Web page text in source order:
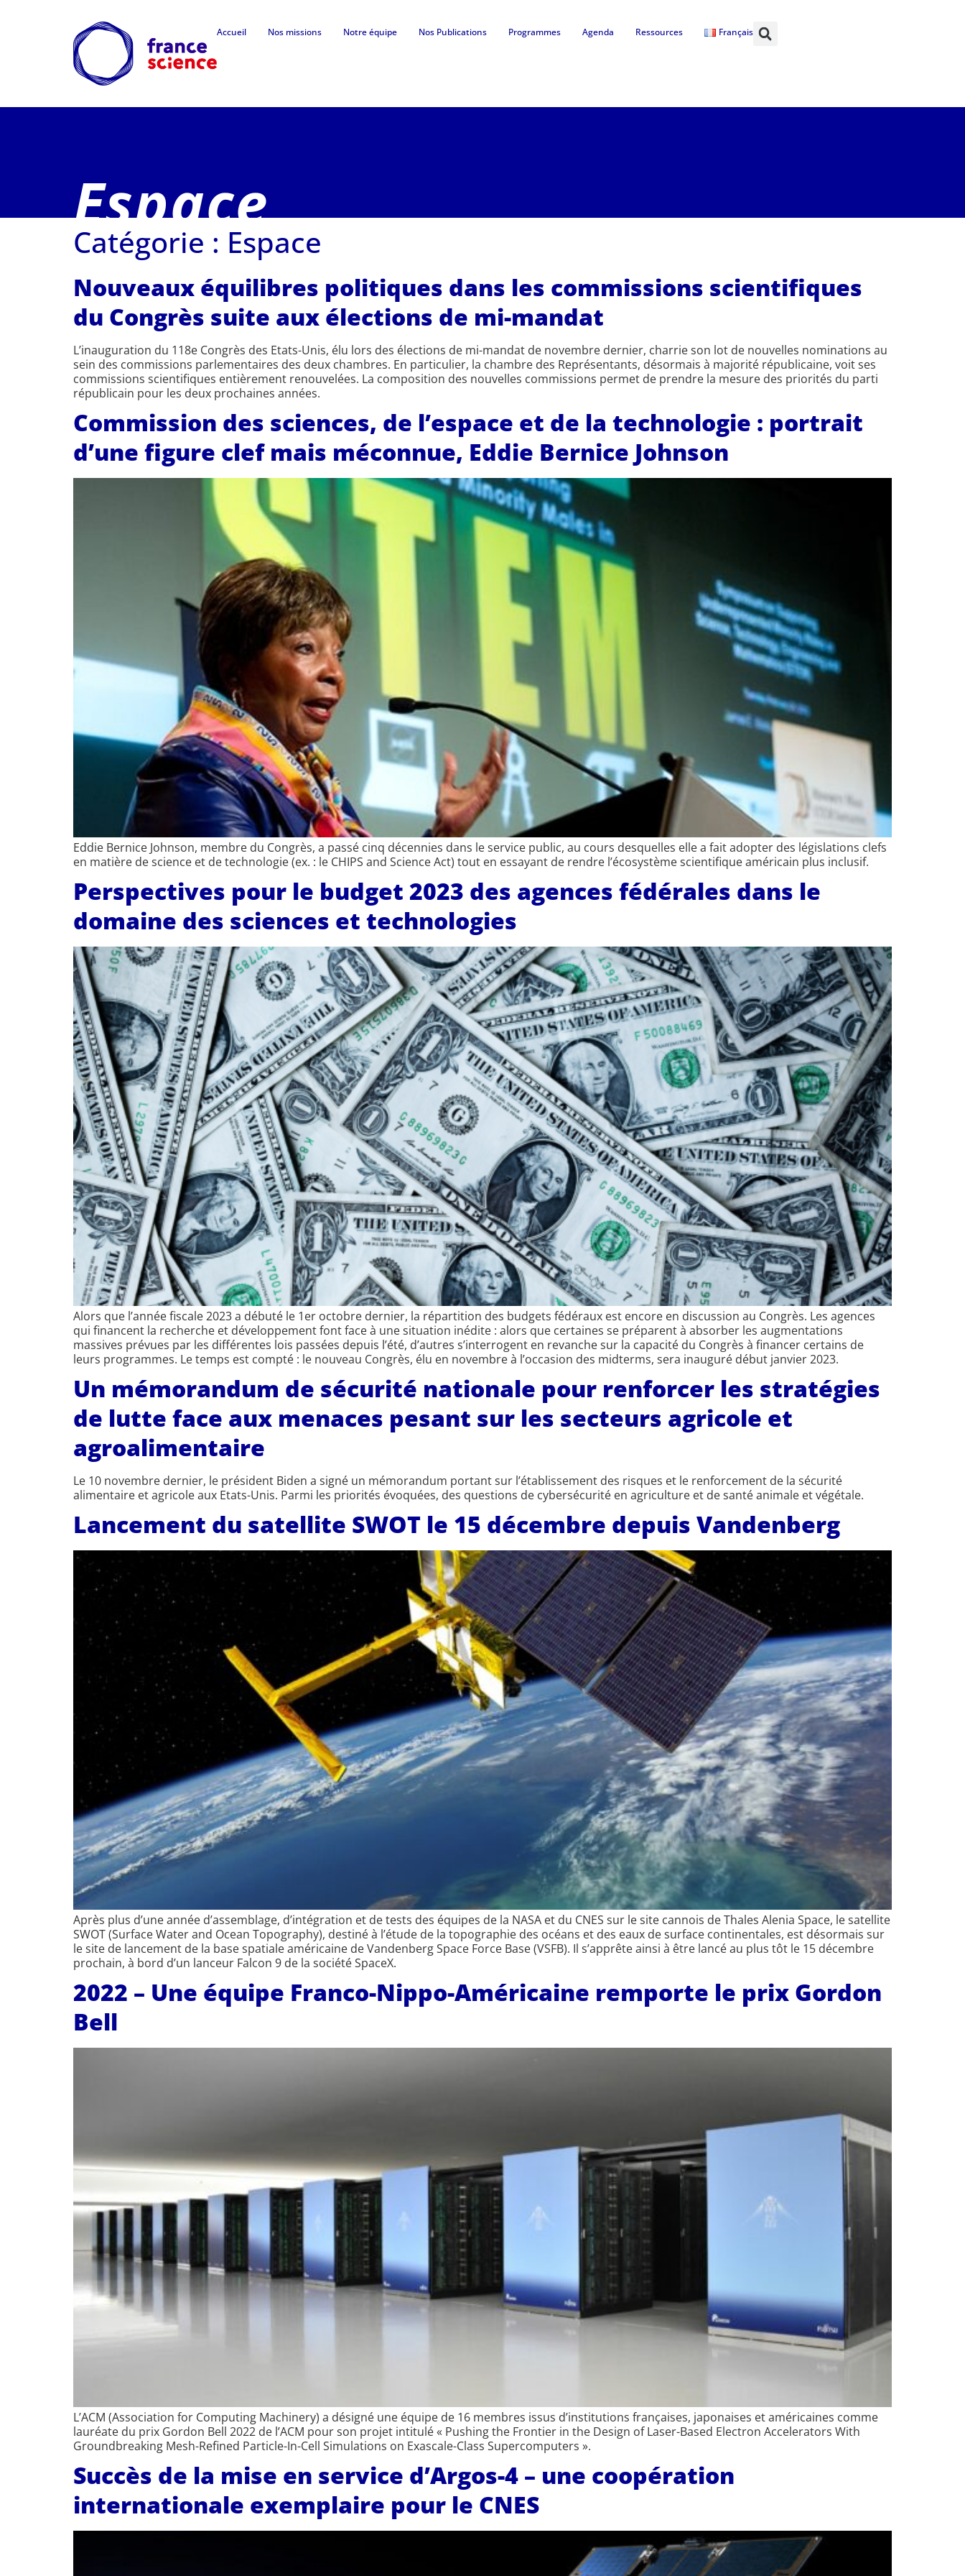
Accueil Nos missions Notre équipe Nos Publications Programmes Agenda Ressources Français
Espace
Catégorie : Espace
Nouveaux équilibres politiques dans les commissions scientifiques
du Congrès suite aux élections de mi-mandat
L’inauguration du 118e Congrès des Etats-Unis, élu lors des élections de mi-mandat de novembre dernier, charrie son lot de nouvelles nominations au
sein des commissions parlementaires des deux chambres. En particulier, la chambre des Représentants, désormais à majorité républicaine, voit ses
commissions scientifiques entièrement renouvelées. La composition des nouvelles commissions permet de prendre la mesure des priorités du parti
républicain pour les deux prochaines années.
Commission des sciences, de l’espace et de la technologie : portrait
d’une figure clef mais méconnue, Eddie Bernice Johnson
Eddie Bernice Johnson, membre du Congrès, a passé cinq décennies dans le service public, au cours desquelles elle a fait adopter des législations clefs
en matière de science et de technologie (ex. : le CHIPS and Science Act) tout en essayant de rendre l’écosystème scientifique américain plus inclusif.
Perspectives pour le budget 2023 des agences fédérales dans le
domaine des sciences et technologies
Alors que l’année fiscale 2023 a débuté le 1er octobre dernier, la répartition des budgets fédéraux est encore en discussion au Congrès. Les agences
qui financent la recherche et développement font face à une situation inédite : alors que certaines se préparent à absorber les augmentations
massives prévues par les différentes lois passées depuis l’été, d’autres s’interrogent en revanche sur la capacité du Congrès à financer certains de
leurs programmes. Le temps est compté : le nouveau Congrès, élu en novembre à l’occasion des midterms, sera inauguré début janvier 2023.
Un mémorandum de sécurité nationale pour renforcer les stratégies
de lutte face aux menaces pesant sur les secteurs agricole et
agroalimentaire
Le 10 novembre dernier, le président Biden a signé un mémorandum portant sur l’établissement des risques et le renforcement de la sécurité
alimentaire et agricole aux Etats-Unis. Parmi les priorités évoquées, des questions de cybersécurité en agriculture et de santé animale et végétale.
Lancement du satellite SWOT le 15 décembre depuis Vandenberg
Après plus d’une année d’assemblage, d’intégration et de tests des équipes de la NASA et du CNES sur le site cannois de Thales Alenia Space, le satellite
SWOT (Surface Water and Ocean Topography), destiné à l’étude de la topographie des océans et des eaux de surface continentales, est désormais sur
le site de lancement de la base spatiale américaine de Vandenberg Space Force Base (VSFB). Il s’apprête ainsi à être lancé au plus tôt le 15 décembre
prochain, à bord d’un lanceur Falcon 9 de la société SpaceX.
2022 – Une équipe Franco-Nippo-Américaine remporte le prix Gordon
Bell
L’ACM (Association for Computing Machinery) a désigné une équipe de 16 membres issus d’institutions françaises, japonaises et américaines comme
lauréate du prix Gordon Bell 2022 de l’ACM pour son projet intitulé « Pushing the Frontier in the Design of Laser-Based Electron Accelerators With
Groundbreaking Mesh-Refined Particle-In-Cell Simulations on Exascale-Class Supercomputers ».
Succès de la mise en service d’Argos-4 – une coopération
internationale exemplaire pour le CNES